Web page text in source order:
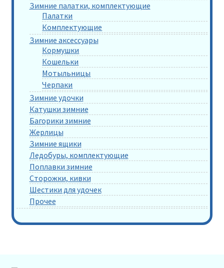
Зимние палатки, комплектующие
Палатки
Комплектующие
Зимние аксессуары
Кормушки
Кошельки
Мотыльницы
Черпаки
Зимние удочки
Катушки зимние
Багорики зимние
Жерлицы
Зимние ящики
Ледобуры, комплектующие
Поплавки зимние
Сторожки, кивки
Шестики для удочек
Прочее